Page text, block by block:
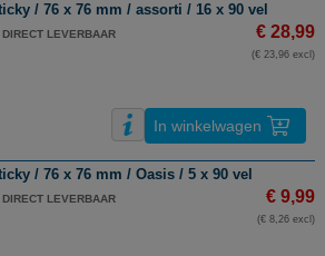
/ 76 x 76 mm / assorti / 16 x 90 vel
DIRECT LEVERBAAR € 28,99
(€ 23,96 excl)
In winkelwagen
/ 76 x 76 mm / Oasis / 5 x 90 vel
DIRECT LEVERBAAR € 9,99
(€ 8,26 excl)